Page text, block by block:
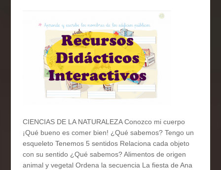
CIENCIAS DE LA NATURALEZA Conozco mi cuerpo
¡Qué bueno es comer bien! ¿Qué sabemos? Tengo un
esqueleto Tenemos 5 sentidos Relaciona cada objeto
con su sentido ¿Qué sabemos? Alimentos de origen
animal y vegetal Ordena la secuencia La fiesta de Ana